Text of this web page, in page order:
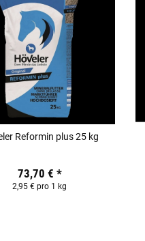
Reformin plus 25 kg
73,70 € *
2,95 € pro 1 kg